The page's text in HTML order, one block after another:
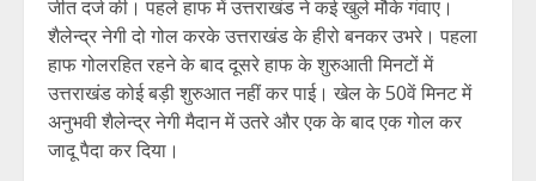
जीत दर्ज की। पहले हाफ में उत्तराखंड ने कई खुले मौके गंवाए।
शैलेन्द्र नेगी दो गोल करके उत्तराखंड के हीरो बनकर उभरे। पहला
हाफ गोलरहित रहने के बाद दूसरे हाफ के शुरुआती मिनटों में
उत्तराखंड कोई बड़ी शुरुआत नहीं कर पाई। खेल के 50वें मिनट में
अनुभवी शैलेन्द्र नेगी मैदान में उतरे और एक के बाद एक गोल कर
जादू पैदा कर दिया।